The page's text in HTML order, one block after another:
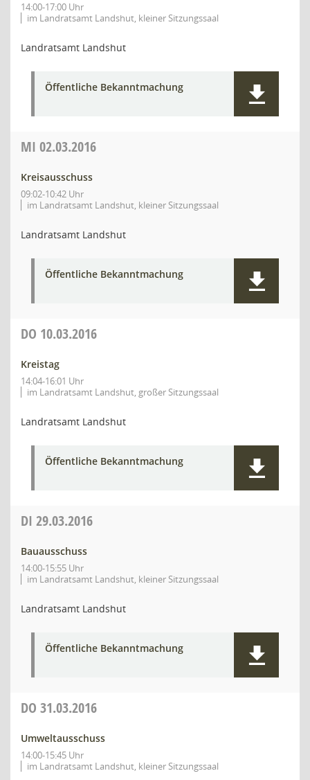
14:00-17:00 Uhr
im Landratsamt Landshut, kleiner Sitzungssaal
Landratsamt Landshut
Öffentliche Bekanntmachung
MI 02.03.2016
Kreisausschuss
09:02-10:42 Uhr
im Landratsamt Landshut, kleiner Sitzungssaal
Landratsamt Landshut
Öffentliche Bekanntmachung
DO 10.03.2016
Kreistag
14:04-16:01 Uhr
im Landratsamt Landshut, großer Sitzungssaal
Landratsamt Landshut
Öffentliche Bekanntmachung
DI 29.03.2016
Bauausschuss
14:00-15:55 Uhr
im Landratsamt Landshut, kleiner Sitzungssaal
Landratsamt Landshut
Öffentliche Bekanntmachung
DO 31.03.2016
Umweltausschuss
14:00-15:45 Uhr
im Landratsamt Landshut, kleiner Sitzungssaal